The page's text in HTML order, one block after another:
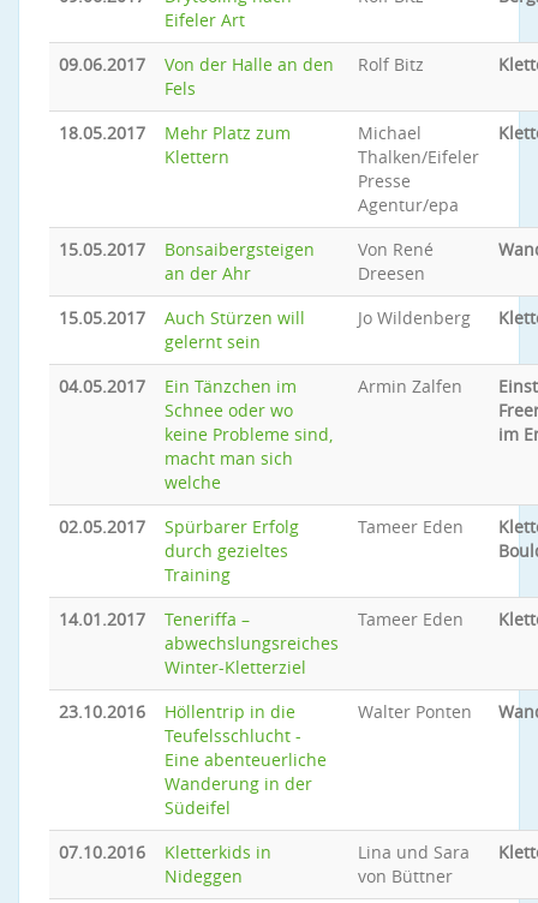
Eifeler Art
09.06.2017
Von der Halle an den
Fels
Rolf Bitz
18.05.2017
Mehr Platz zum
Klettern
Michael
Thalken/Eifeler
Presse
Agentur/epa
15.05.2017
Bonsaibergsteigen
an der Ahr
Von René
Dreesen
15.05.2017
Auch Stürzen will
gelernt sein
Jo Wildenberg
04.05.2017
Ein Tänzchen im
Schnee oder wo
keine Probleme sind,
macht man sich
welche
Armin Zalfen
im
02.05.2017
Spürbarer Erfolg
durch gezieltes
Training
Tameer Eden
14.01.2017
Teneriffa –
abwechslungsreiches
Winter-Kletterziel
Tameer Eden
23.10.2016
Höllentrip in die
Teufelsschlucht -
Eine abenteuerliche
Wanderung in der
Südeifel
Walter Ponten
07.10.2016
Kletterkids in
Nideggen
Lina und Sara
von Büttner